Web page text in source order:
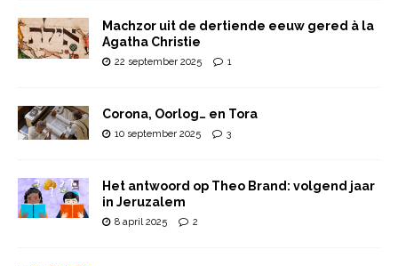
Machzor uit de dertiende eeuw gered à la
Agatha Christie
22 september 2025 1
Corona, Oorlog… en Tora
10 september 2025 3
Het antwoord op Theo Brand: volgend jaar
in Jeruzalem
8 april 2025 2